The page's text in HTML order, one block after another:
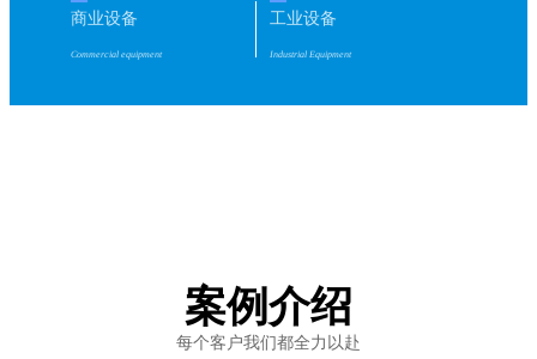
商业设备
Commercial equipment
工业设备
Industrial Equipment
案例介绍
每个客户我们都全力以赴